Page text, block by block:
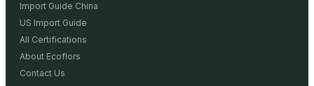
Import Guide China
US Import Guide
All Certifications
About Ecoflors
Contact Us